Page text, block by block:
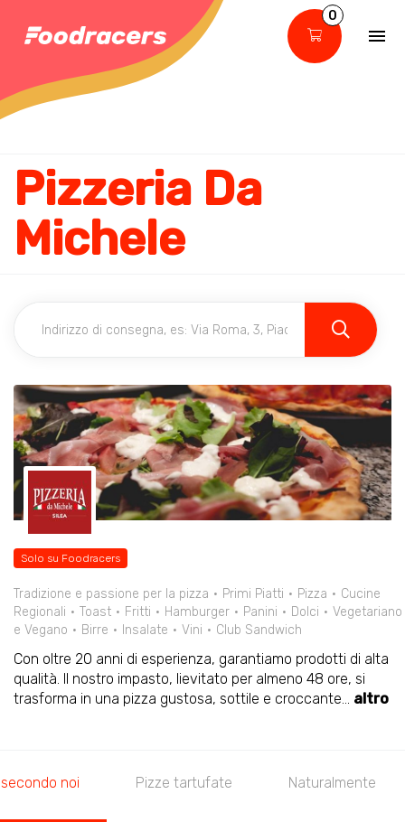
0
Pizzeria Da
Michele
Solo su Foodracers
Tradizione e passione per la pizza Primi Piatti Pizza
Cucine
Regionali
Toast Fritti Hamburger Panini Dolci
Vegetariano
e Vegano
Birre Insalate Vini Club Sandwich
Con oltre 20 anni di esperienza, garantiamo prodotti di alta
qualità. Il nostro impasto, lievitato per almeno 48 ore, si
trasforma in una pizza gustosa, sottile e croccante... altro
noi Pizze tartufate Naturalmente